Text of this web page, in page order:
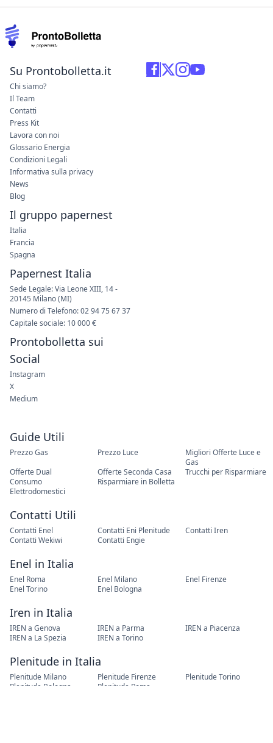
Guide Utili
Prezzo Gas Prezzo Luce
Migliori Offerte Luce e
Gas
Offerte Dual
Offerte Seconda Casa
Trucchi per Risparmiare
Consumo
Elettrodomestici
Risparmiare in Bolletta
Contatti Utili
Contatti Enel Contatti Eni Plenitude
Contatti Iren
Contatti Wekiwi
Contatti Engie
Enel in Italia
Enel Roma Enel Milano
Enel Firenze
Enel Torino
Enel Bologna
Iren in Italia
IREN a Genova IREN a Parma
IREN a Piacenza
IREN a La Spezia
IREN a Torino
Plenitude in Italia
Plenitude Milano Plenitude Firenze
Plenitude Torino
Plenitude Bologna
Plenitude Roma
Su Prontobolletta.it
Chi siamo?
Il Team
Contatti
Press Kit
Lavora con noi
Glossario Energia
Condizioni Legali
Informativa sulla privacy
News
Blog
Il gruppo papernest
Italia
Francia
Spagna
Papernest Italia
Sede Legale: Via Leone XIII, 14 -
20145 Milano (MI)
Numero di Telefono: 02 94 75 67 37
Capitale sociale: 10 000 €
Prontobolletta sui
Social
Instagram
X
Medium